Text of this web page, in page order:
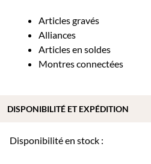
Articles gravés
Alliances
Articles en soldes
Montres connectées
Disponibilité en stock :
DISPONIBILITÉ ET EXPÉDITION